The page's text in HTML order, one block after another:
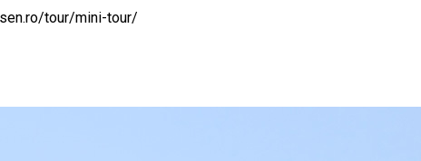
tour/mini-tour/